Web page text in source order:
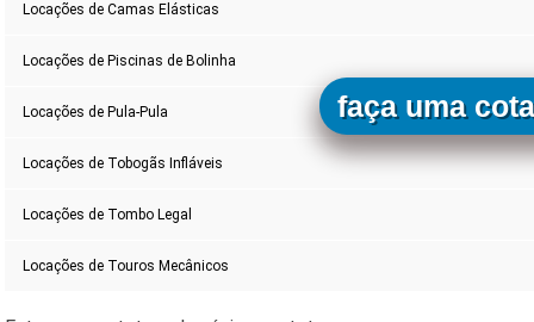
Locações de Camas Elásticas
Locações de Piscinas de Bolinha
Locações de Pula-Pula
Locações de Tobogãs Infláveis
Locações de Tombo Legal
Locações de Touros Mecânicos
faça uma